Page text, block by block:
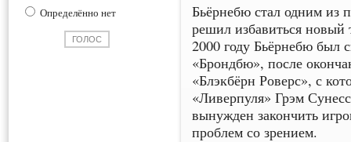
Определённо нет
Бьёрнебю стал одним из
решил избавиться
2000 году Бьёрнебю был
«Брондбю», после
«Блэкбёрн Роверс», с
«Ливерпуля» Грэм
вынужден закончить
проблем со зрением.